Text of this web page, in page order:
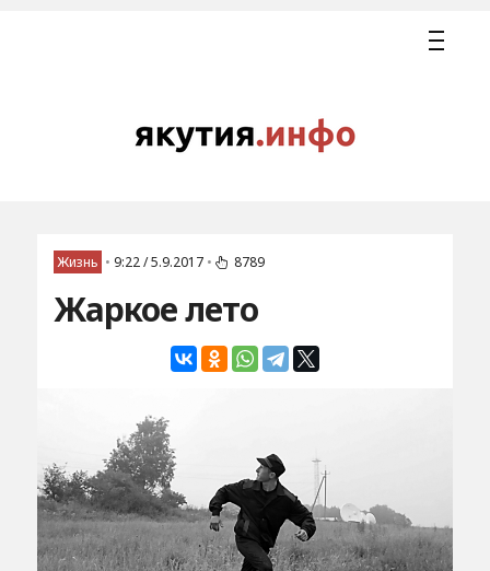
Жизнь • 9:22 / 5.9.2017 • 8789
Жаркое лето